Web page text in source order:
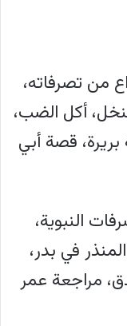
من تصرفاته،
أكل الضب،
قصة أبي
النبوية،
في بدر،
مراجعة عمر